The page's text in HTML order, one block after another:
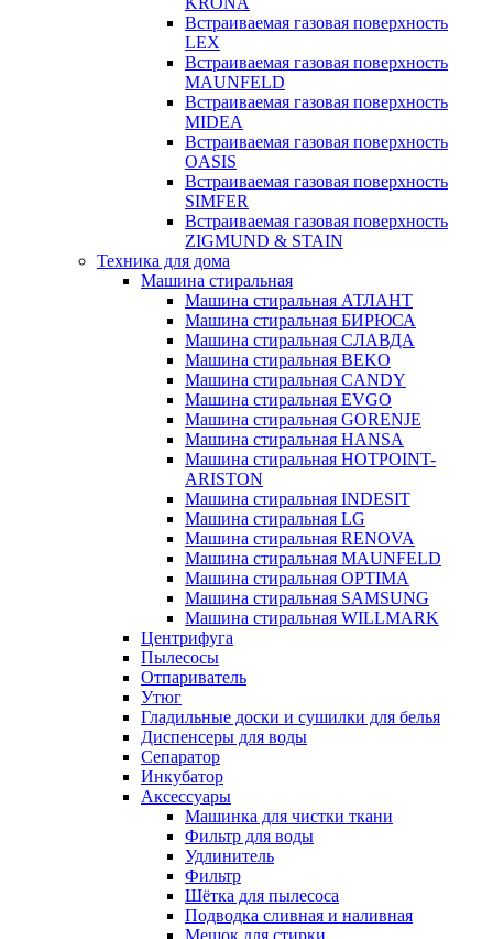
Встраиваемая газовая поверхность
LEX
Встраиваемая газовая поверхность
MAUNFELD
Встраиваемая газовая поверхность
MIDEA
Встраиваемая газовая поверхность
OASIS
Встраиваемая газовая поверхность
SIMFER
Встраиваемая газовая поверхность
ZIGMUND & STAIN
Техника для дома
Машина стиральная
Машина стиральная АТЛАНТ
Машина стиральная БИРЮСА
Машина стиральная СЛАВДА
Машина стиральная BEKO
Машина стиральная CANDY
Машина стиральная EVGO
Машина стиральная GORENJE
Машина стиральная HANSA
Машина стиральная HOTPOINT-
ARISTON
Машина стиральная INDESIT
Машина стиральная LG
Машина стиральная RENOVA
Машина стиральная MAUNFELD
Машина стиральная OPTIMA
Машина стиральная SAMSUNG
Машина стиральная WILLMARK
Центрифуга
Пылесосы
Отпариватель
Утюг
Гладильные доски и сушилки для белья
Диспенсеры для воды
Сепаратор
Инкубатор
Аксессуары
Машинка для чистки ткани
Фильтр для воды
Удлинитель
Фильтр
Шётка для пылесоса
Подводка сливная и наливная
Мешок для стирки